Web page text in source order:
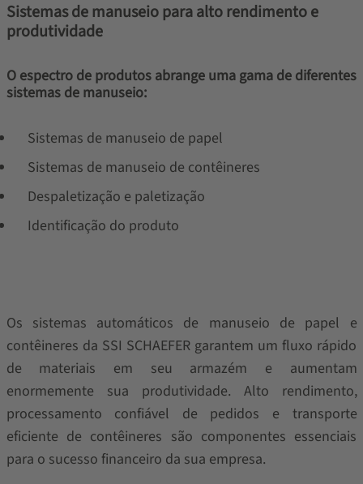
Sistemas de manuseio para alto rendimento e
produtividade
O espectro de produtos abrange uma gama de diferentes
sistemas de manuseio:
Sistemas de manuseio de papel
Sistemas de manuseio de contêineres
Despaletização e paletização
Identificação do produto
Os sistemas automáticos de manuseio de papel e
contêineres da SSI SCHAEFER garantem um fluxo rápido
de materiais em seu armazém e aumentam
enormemente sua produtividade. Alto rendimento,
processamento confiável de pedidos e transporte
eficiente de contêineres são componentes essenciais
para o sucesso financeiro da sua empresa.